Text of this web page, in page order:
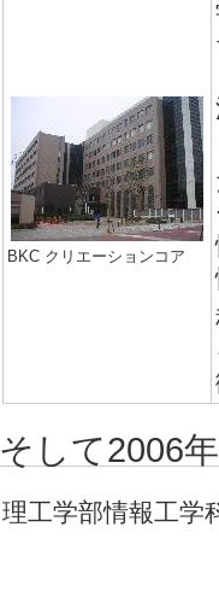
BKC クリエーションコア
そして2006
理工学部情報工学